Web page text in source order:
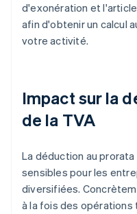
d'exonération et
afin d'obtenir un calcul
votre activité.
Impact sur la
de la TVA
La déduction au
sensibles pour les
diversifiées.
à la fois des opérations